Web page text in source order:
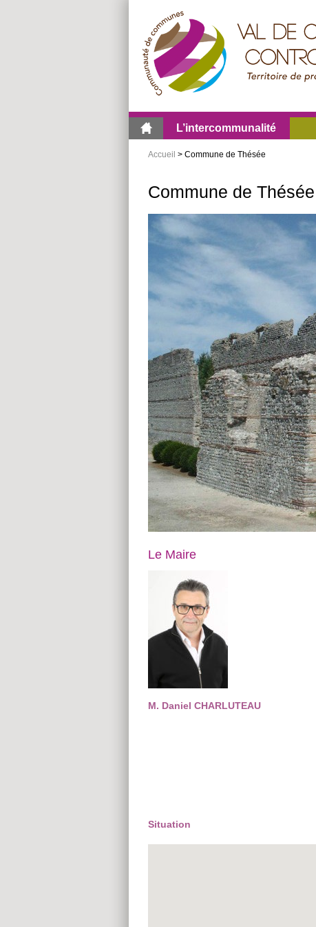
menu
contenu
recherche
L’intercommunalité
Accueil > Commune de Thésée
Commune de Thésée
Le Maire
M. Daniel CHARLUTEAU
Situation